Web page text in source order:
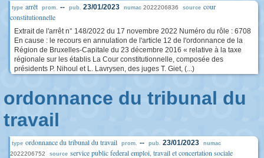
type arrêt prom. -- pub. 23/01/2023 numac 2022206836 source cour
constitutionnelle
Extrait de l'arrêt n° 148/2022 du 17 novembre 2022 Numéro du rôle : 6708
En cause : le recours en annulation de l'article 12 de l'ordonnance de la
Région de Bruxelles-Capitale du 23 décembre 2016 « relative à la taxe
régionale sur les établis La Cour constitutionnelle, composée des
présidents P. Nihoul et L. Lavrysen, des juges T. Giet, (...)
ordonnance du tribunal du
travail
type ordonnance du tribunal du travail prom. -- pub. 23/01/2023 numac
2022206752 source service public federal emploi, travail et concertation sociale